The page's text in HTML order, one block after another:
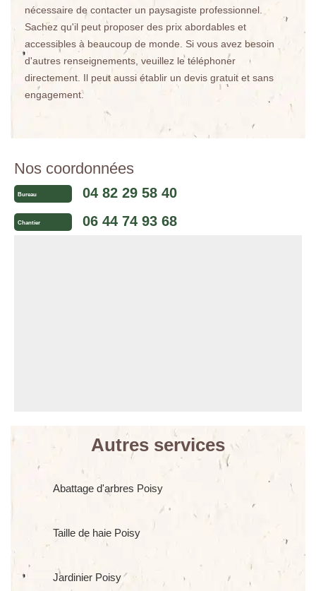
nécessaire de contacter un paysagiste professionnel.
Sachez qu'il peut proposer des prix abordables et
accessibles à beaucoup de monde. Si vous avez besoin
d'autres renseignements, veuillez le téléphoner
directement. Il peut aussi établir un devis gratuit et sans
engagement.
Nos coordonnées
Bureau 04 82 29 58 40
Chantier 06 44 74 93 68
Autres services
Abattage d'arbres Poisy
Taille de haie Poisy
Jardinier Poisy